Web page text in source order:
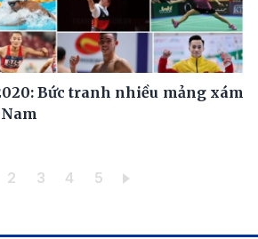
Bức tranh nhiều mảng xám
hiện thời
Trang
2 Trang
3 Trang
4 Trang
5